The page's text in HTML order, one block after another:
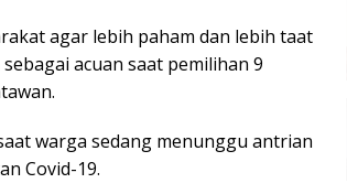
agar lebih paham dan lebih taat
acuan saat pemilihan 9
warga sedang menunggu antrian
Covid-19.